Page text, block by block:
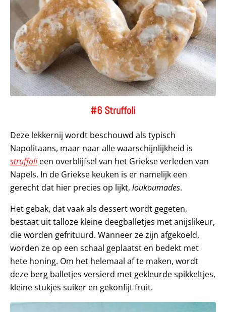
#6 Struffoli
Deze lekkernij wordt beschouwd als typisch
Napolitaans, maar naar alle waarschijnlijkheid is
struffoli een overblijfsel van het Griekse verleden van
Napels. In de Griekse keuken is er namelijk een
gerecht dat hier precies op lijkt, loukoumades.
Het gebak, dat vaak als dessert wordt gegeten,
bestaat uit talloze kleine deegballetjes met anijslikeur,
die worden gefrituurd. Wanneer ze zijn afgekoeld,
worden ze op een schaal geplaatst en bedekt met
hete honing. Om het helemaal af te maken, wordt
deze berg balletjes versierd met gekleurde spikkeltjes,
kleine stukjes suiker en gekonfijt fruit.